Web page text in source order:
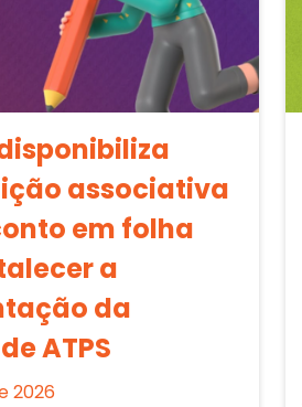
disponibiliza
associativa
em folha
a
da
ATPS
2026